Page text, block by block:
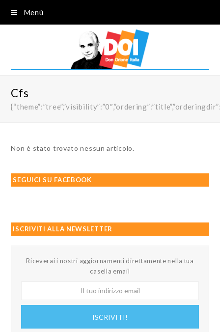
Menù
Cfs
Non è stato trovato nessun articolo.
SEGUICI SU FACEBOOK
ISCRIVITI ALLA NEWSLETTER
Riceverai i nostri aggiornamenti direttamente nella tua
casella email
ISCRIVITI!